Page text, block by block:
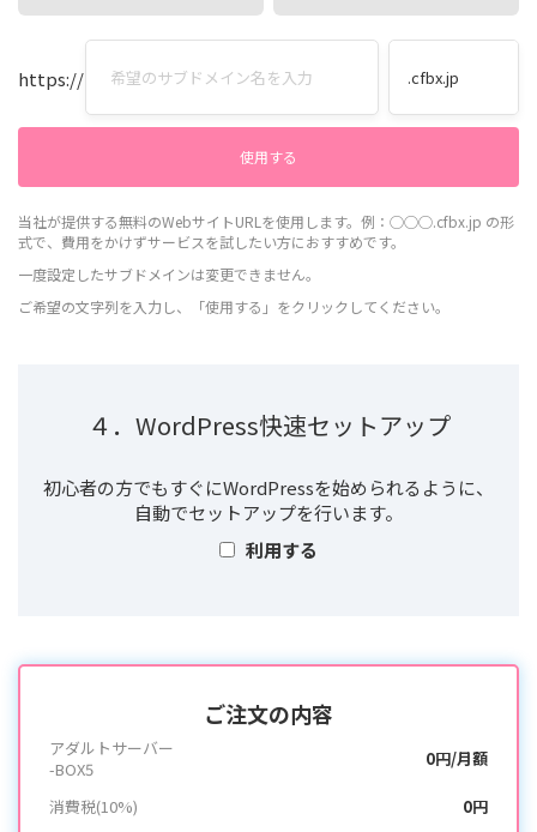
https://
当社が提供する無料のWebサイトURLを使用します。例：◯◯◯.cfbx.jp の形
式で、費用をかけずサービスを試したい方におすすめです。
一度設定したサブドメインは変更できません。
ご希望の文字列を入力し、「使用する」をクリックしてください。
４．WordPress快速セットアップ
初心者の方でもすぐにWordPressを始められるように、
自動でセットアップを行います。
利用する
ご注文の内容
アダルトサーバー
-BOX5
0円/月額
消費税(10%) 0円